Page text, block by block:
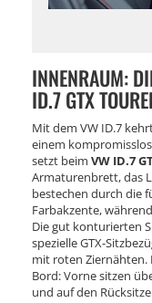
INNENRAUM:
ID.7 GTX
Mit dem VW ID.7
einem
setzt beim VW ID.7
Armaturenbrett, das
bestechen durch die
Farbakzente,
Die gut konturierten
spezielle GTX-
mit roten Ziernähten.
Bord: Vorne sitzen
und auf den